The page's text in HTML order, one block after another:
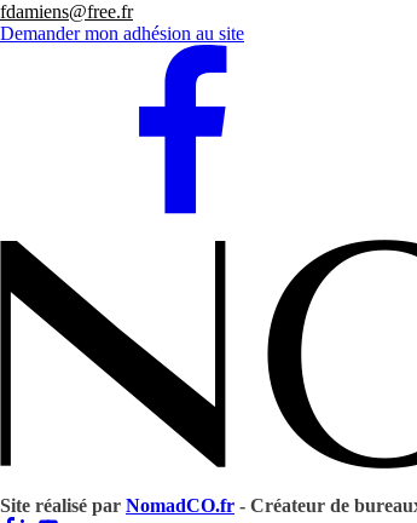
fdamiens@free.fr
Demander mon adhésion au site
Site réalisé par NomadCO.fr - Créateur de